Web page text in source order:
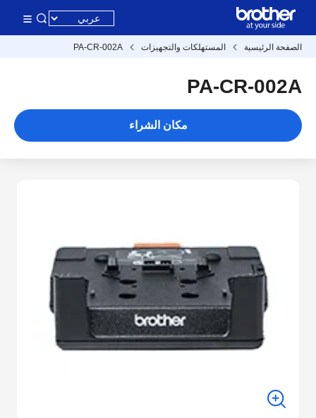
الصفحة الرئيسية المستهلكات والتجهيزات PA-CR-002A
PA-CR-002A
مكان الشراء